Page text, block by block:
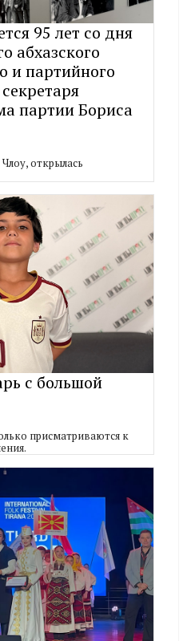
95 лет со дня
абхазского
и партийного
партии Бориса
открылась
с большой
присматриваются к